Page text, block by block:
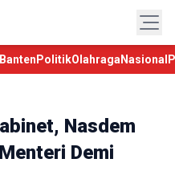
PolitikOlahraga Nasional
Nasdem
Demi